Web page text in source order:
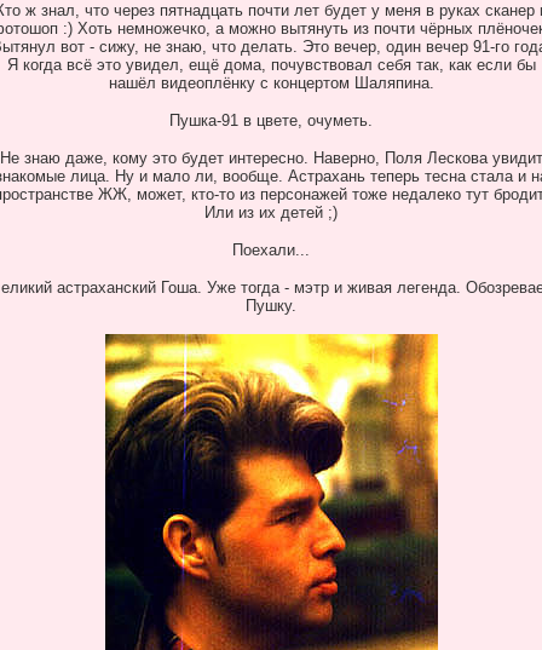
ж знал, что через пятнадцать почти лет будет у меня в руках сканер
:) Хоть немножечко, а можно вытянуть из почти чёрных
вот - сижу, не знаю, что делать. Это вечер, один вечер 91-го
Я когда всё это увидел, ещё дома, почувствовал себя так, как если бы
нашёл видеоплёнку с концертом Шаляпина.
Пушка-91 в цвете, очуметь.
Не знаю даже, кому это будет интересно. Наверно, Поля Лескова увидит
лица. Ну и мало ли, вообще. Астрахань теперь тесна стала и
ЖЖ, может, кто-то из персонажей тоже недалеко тут
Или из их детей ;)
Поехали...
астраханский Гоша. Уже тогда - мэтр и живая легенда.
Пушку.